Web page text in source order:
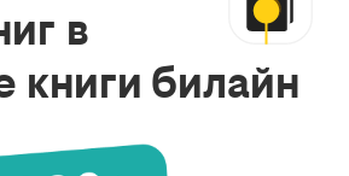
в
книги билайн